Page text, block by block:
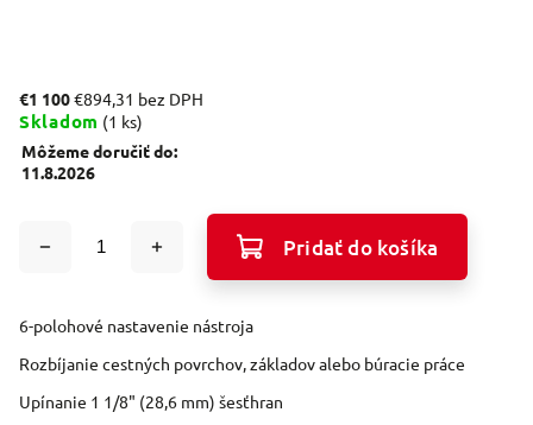
€1 100€894,31 bez DPH
Skladom (1 ks)
Môžeme doručiť do:
11.8.2026
Pridať do košíka
6-polohové nastavenie nástroja
Rozbíjanie cestných povrchov, základov alebo búracie práce
Upínanie 1 1/8" (28,6 mm) šesťhran